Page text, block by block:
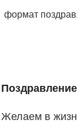
формат
Желаем в